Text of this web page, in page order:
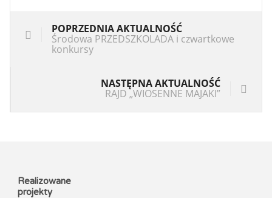
POPRZEDNIA AKTUALNOŚĆ
Środowa PRZEDSZKOLADA i czwartkowe
konkursy
NASTĘPNA AKTUALNOŚĆ
RAJD „WIOSENNE MAJAKI”
Realizowane
projekty